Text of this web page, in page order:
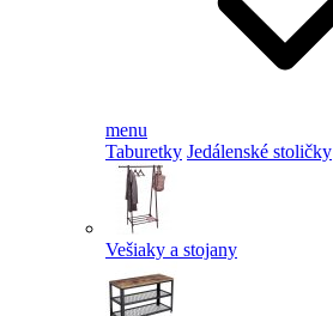
menu
Taburetky Jedálenské stoličky
Vešiaky a stojany